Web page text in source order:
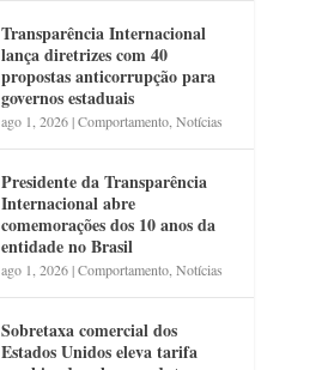
Transparência Internacional
lança diretrizes com 40
propostas anticorrupção para
governos estaduais
ago 1, 2026|Comportamento ,Notícias
Presidente da Transparência
Internacional abre
comemorações dos 10 anos da
entidade no Brasil
ago 1, 2026|Comportamento ,Notícias
Sobretaxa comercial dos
Estados Unidos eleva tarifa